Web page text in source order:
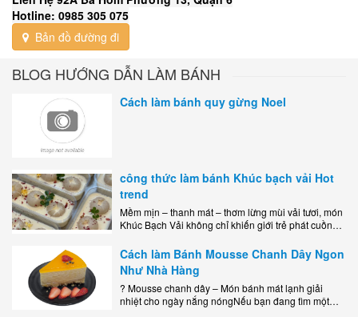
Hotline: 0985 305 075
Bản đồ đường đi
BLOG HƯỚNG DẪN LÀM BÁNH
Cách làm bánh quy gừng Noel
công thức làm bánh Khúc bạch vải Hot
trend
Mềm mịn – thanh mát – thơm lừng mùi vải tươi, món
Khúc Bạch Vải không chỉ khiến giới trẻ phát cuồng
Cách làm Bánh Mousse Chanh Dây Ngon
Như Nhà Hàng
? Mousse chanh dây – Món bánh mát lạnh giải
nhiệt cho ngày nắng nóngNếu bạn đang tìm một